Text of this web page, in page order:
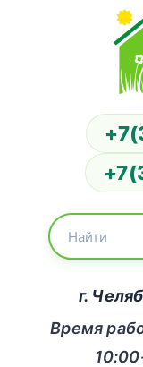
г.
Время